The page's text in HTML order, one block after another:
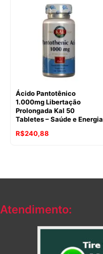
Ácido Pantotênico
1.000mg Libertação
Prolongada Kal 50
Tabletes – Saúde e Energia
R$240,88
Atendimento: